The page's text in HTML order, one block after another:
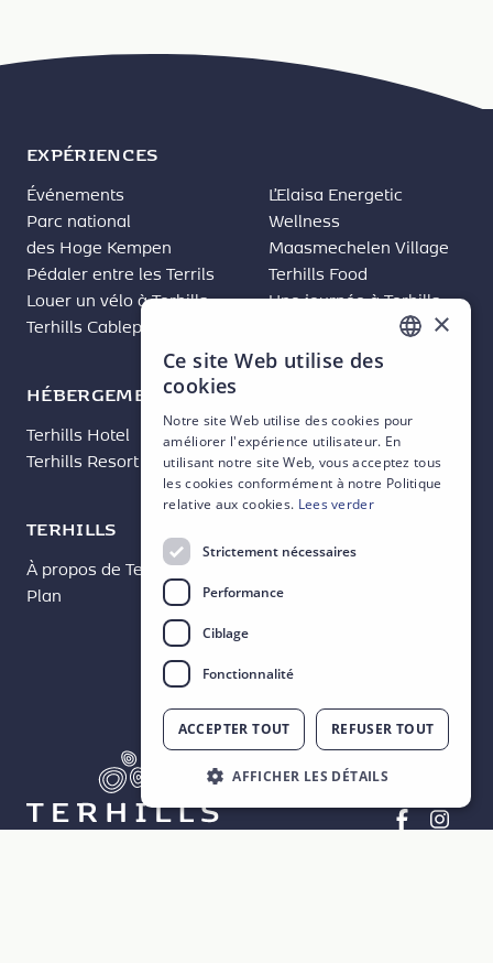
EXPÉRIENCES
Événements
Parc national
des Hoge Kempen
Pédaler entre les Terrils
Louer un vélo à Terhills
Terhills Cablepark
L’Elaisa Energetic
Wellness
Maasmechelen Village
Terhills Food
Une journée à Terhills
HÉBERGEMENTS
Terhills Hotel
Terhills Resort
Terhills Events
TERHILLS
À propos de Terhills
Plan
Contact
GERMAN
×
Ce site Web utilise des
cookies
Notre site Web utilise des cookies pour
améliorer l'expérience utilisateur. En
utilisant notre site Web, vous acceptez tous
les cookies conformément à notre Politique
relative aux cookies. Lees verder
Strictement nécessaires
Performance
Ciblage
Fonctionnalité
ACCEPTER TOUT REFUSER TOUT
AFFICHER LES DÉTAILS